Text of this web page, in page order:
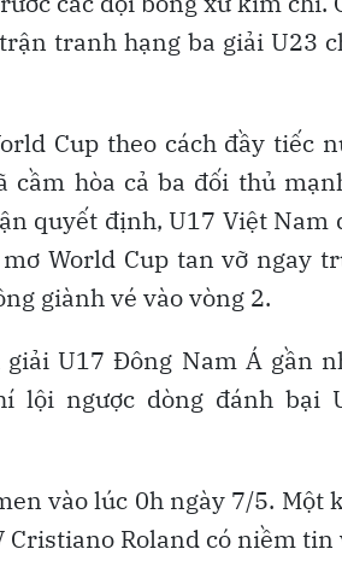
tranh hạng ba giải U23
Cup theo cách đầy tiếc
cầm hòa cả ba đối thủ
quyết định, U17 Việt Nam
World Cup tan vỡ ngay
giành vé vào vòng 2.
U17 Đông Nam Á gần
lội ngược dòng đánh bại
vào lúc 0h ngày 7/5. Một
Roland có niềm tin